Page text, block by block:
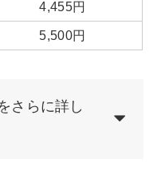
4,455円
5,500円
さらに詳し